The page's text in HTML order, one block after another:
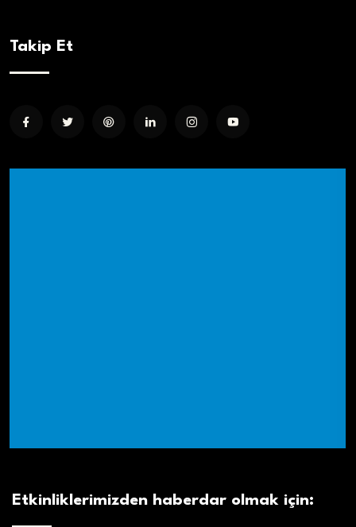
Takip Et
Etkinliklerimizden haberdar olmak için: